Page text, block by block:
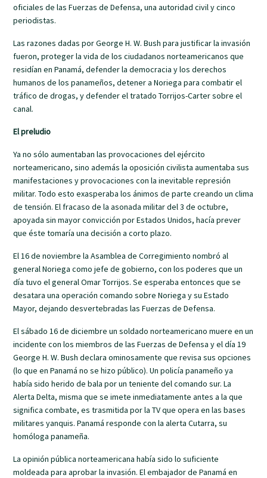
oficiales de las Fuerzas de Defensa, una autoridad civil y cinco
periodistas.
Las razones dadas por George H. W. Bush para justificar la invasión
fueron, proteger la vida de los ciudadanos norteamericanos que
residían en Panamá, defender la democracia y los derechos
humanos de los panameños, detener a Noriega para combatir el
tráfico de drogas, y defender el tratado Torrijos-Carter sobre el
canal.
El preludio
Ya no sólo aumentaban las provocaciones del ejército
norteamericano, sino además la oposición civilista aumentaba sus
manifestaciones y provocaciones con la inevitable represión
militar. Todo esto exasperaba los ánimos de parte creando un clima
de tensión. El fracaso de la asonada militar del 3 de octubre,
apoyada sin mayor convicción por Estados Unidos, hacía prever
que éste tomaría una decisión a corto plazo.
El 16 de noviembre la Asamblea de Corregimiento nombró al
general Noriega como jefe de gobierno, con los poderes que un
día tuvo el general Omar Torrijos. Se esperaba entonces que se
desatara una operación comando sobre Noriega y su Estado
Mayor, dejando desvertebradas las Fuerzas de Defensa.
El sábado 16 de diciembre un soldado norteamericano muere en un
incidente con los miembros de las Fuerzas de Defensa y el día 19
George H. W. Bush declara ominosamente que revisa sus opciones
(lo que en Panamá no se hizo público). Un policía panameño ya
había sido herido de bala por un teniente del comando sur. La
Alerta Delta, misma que se imete inmediatamente antes a la que
significa combate, es trasmitida por la TV que opera en las bases
militares yanquis. Panamá responde con la alerta Cutarra, su
homóloga panameña.
La opinión pública norteamericana había sido lo suficiente
moldeada para aprobar la invasión. El embajador de Panamá en